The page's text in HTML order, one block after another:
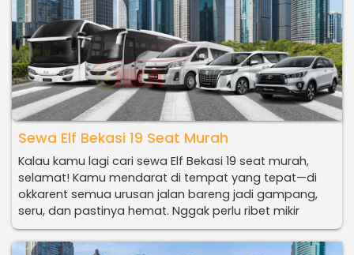
Sewa Elf Bekasi 19 Seat Murah
Kalau kamu lagi cari sewa Elf Bekasi 19 seat murah,
selamat! Kamu mendarat di tempat yang tepat—di
okkarent semua urusan jalan bareng jadi gampang,
seru, dan pastinya hemat. Nggak perlu ribet mikir